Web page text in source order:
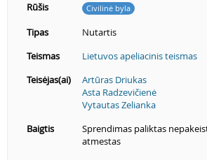
Rūšis
Civilinė byla
Tipas
Nutartis
Teismas
Lietuvos apeliacinis teismas
Teisėjas(ai)
Artūras Driukas
Asta Radzevičienė
Vytautas Zelianka
Baigtis
Sprendimas paliktas
atmestas